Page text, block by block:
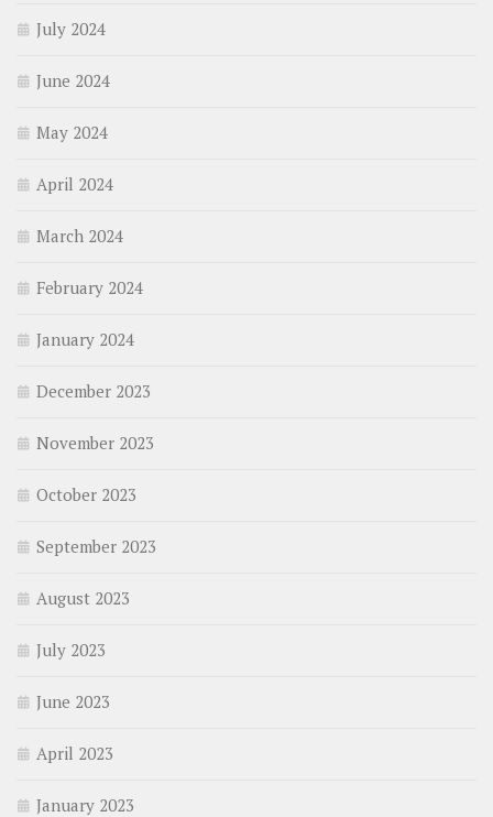
July 2024
June 2024
May 2024
April 2024
March 2024
February 2024
January 2024
December 2023
November 2023
October 2023
September 2023
August 2023
July 2023
June 2023
April 2023
January 2023